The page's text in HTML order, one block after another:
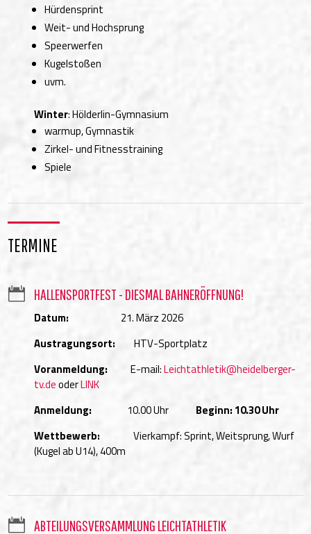
Hürdensprint
Weit- und Hochsprung
Speerwerfen
Kugelstoßen
uvm.
Winter: Hölderlin-Gymnasium
warmup, Gymnastik
Zirkel- und Fitnesstraining
Spiele
TERMINE
 HALLENSPORTFEST - DIESMAL BAHNERÖFFNUNG!
Datum: 21. März 2026
Austragungsort: HTV-Sportplatz
Voranmeldung: E-mail:Leichtathletik@heidelberger-
tv.deoderLINK
Anmeldung:
10.00 UhrBeginn: 10.30 Uhr
Wettbewerb: Vierkampf: Sprint, Weitsprung, Wurf
(Kugel ab U14), 400m
 ABTEILUNGSVERSAMMLUNG LEICHTATHLETIK